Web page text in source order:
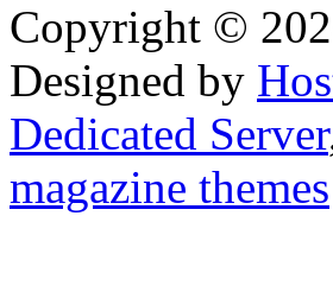
Copyright ©
Designed by
Dedicated Server
magazine themes